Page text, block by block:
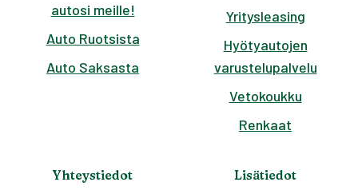
autosi meille!
Auto Ruotsista
Auto Saksasta
Yritysleasing
Hyötyautojen
varustelupalvelu
Vetokoukku
Renkaat
Yhteystiedot Lisätiedot